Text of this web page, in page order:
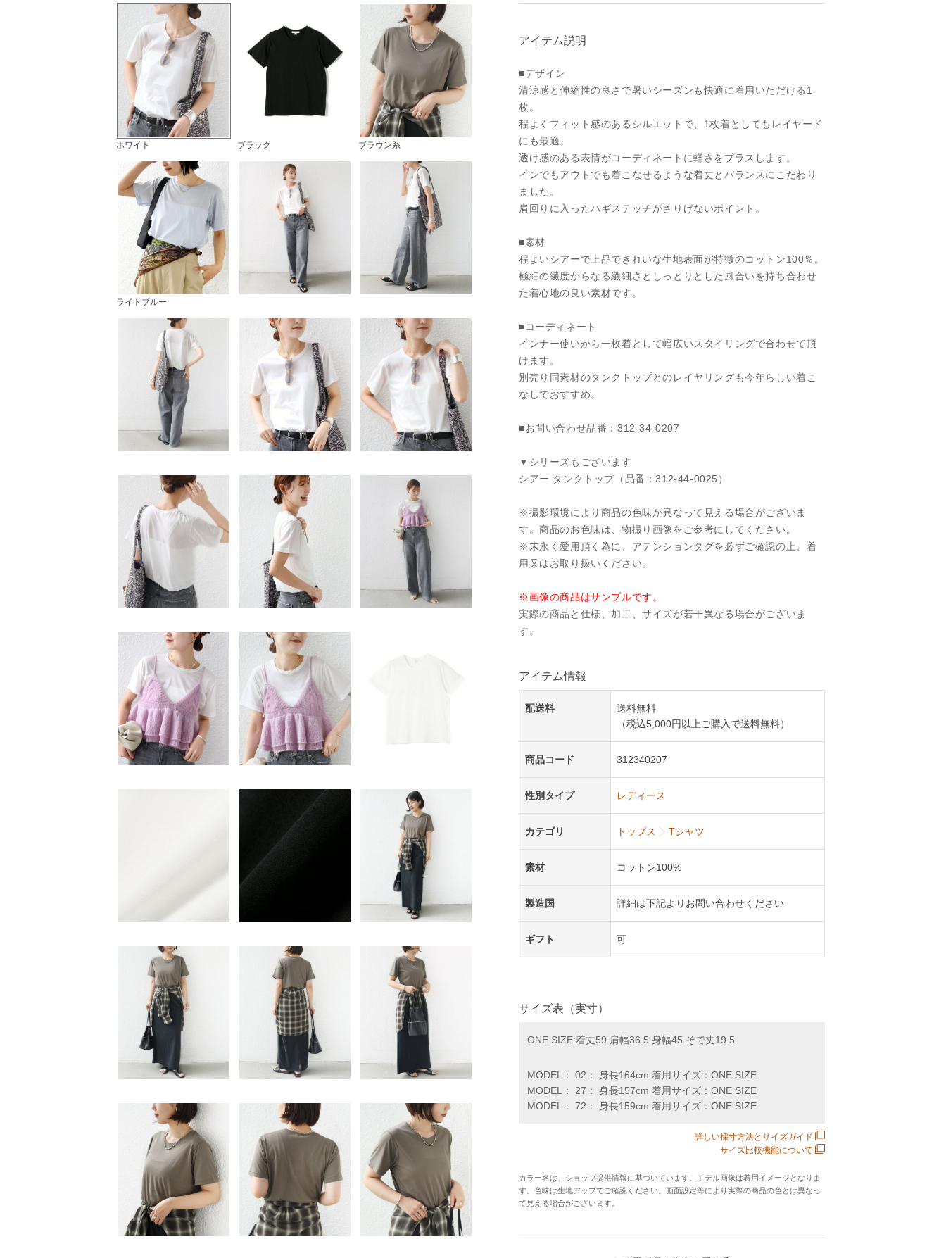
ホワイト ブラック ブラウン系
ライトブルー
アイテム説明
■デザイン
清涼感と伸縮性の良さで暑いシーズンも快適に着用いただける1
枚。
程よくフィット感のあるシルエットで、1枚着としてもレイヤード
にも最適。
透け感のある表情がコーディネートに軽さをプラスします。
インでもアウトでも着こなせるような着丈とバランスにこだわり
ました。
肩回りに入ったハギステッチがさりげないポイント。
■素材
程よいシアーで上品できれいな生地表面が特徴のコットン100％。
極細の繊度からなる繊細さとしっとりとした風合いを持ち合わせ
た着心地の良い素材です。
■コーディネート
インナー使いから一枚着として幅広いスタイリングで合わせて頂
けます。
別売り同素材のタンクトップとのレイヤリングも今年らしい着こ
なしでおすすめ。
■お問い合わせ品番：312-34-0207
▼シリーズもございます
シアー タンクトップ（品番：312-44-0025）
※撮影環境により商品の色味が異なって見える場合がございま
す。商品のお色味は、物撮り画像をご参考にしてください。
※末永く愛用頂く為に、アテンションタグを必ずご確認の上、着
用又はお取り扱いください。
※画像の商品はサンプルです。
実際の商品と仕様、加工、サイズが若干異なる場合がございま
す。
アイテム情報
配送料
送料無料
（税込5,000円以上ご購入で送料無料）
商品コード 312340207
性別タイプ レディース
カテゴリ トップス Tシャツ
素材 コットン100%
製造国 詳細は下記よりお問い合わせください
ギフト 可
サイズ表（実寸）
ONE SIZE:着丈59 肩幅36.5 身幅45 そで丈19.5
MODEL： 02： 身長164cm 着用サイズ：ONE SIZE
MODEL： 27： 身長157cm 着用サイズ：ONE SIZE
MODEL： 72： 身長159cm 着用サイズ：ONE SIZE
詳しい採寸方法とサイズガイド
サイズ比較機能について
カラー名は、ショップ提供情報に基づいています。モデル画像は着用イメージとなりま
す。色味は生地アップでご確認ください。画面設定等により実際の商品の色とは異なっ
て見える場合がございます。